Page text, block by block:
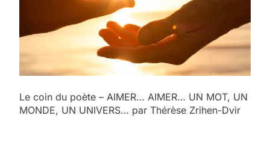
Le coin du poète – AIMER… AIMER… UN MOT, UN
MONDE, UN UNIVERS… par Thérèse Zrihen-Dvir